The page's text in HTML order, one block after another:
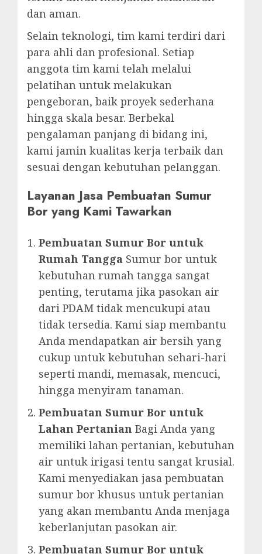
dan aman.
Selain teknologi, tim kami terdiri dari
para ahli dan profesional. Setiap
anggota tim kami telah melalui
pelatihan untuk melakukan
pengeboran, baik proyek sederhana
hingga skala besar. Berbekal
pengalaman panjang di bidang ini,
kami jamin kualitas kerja terbaik dan
sesuai dengan kebutuhan pelanggan.
Layanan Jasa Pembuatan Sumur
Bor yang Kami Tawarkan
Pembuatan Sumur Bor untuk
Rumah Tangga Sumur bor untuk
kebutuhan rumah tangga sangat
penting, terutama jika pasokan air
dari PDAM tidak mencukupi atau
tidak tersedia. Kami siap membantu
Anda mendapatkan air bersih yang
cukup untuk kebutuhan sehari-hari
seperti mandi, memasak, mencuci,
hingga menyiram tanaman.
Pembuatan Sumur Bor untuk
Lahan Pertanian Bagi Anda yang
memiliki lahan pertanian, kebutuhan
air untuk irigasi tentu sangat krusial.
Kami menyediakan jasa pembuatan
sumur bor khusus untuk pertanian
yang akan membantu Anda menjaga
keberlanjutan pasokan air.
Pembuatan Sumur Bor untuk